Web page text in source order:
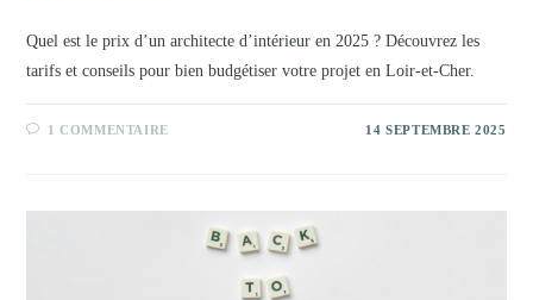
Quel est le prix d’un architecte d’intérieur en 2025 ? Découvrez les
tarifs et conseils pour bien budgétiser votre projet en Loir-et-Cher.
1 COMMENTAIRE 14 SEPTEMBRE 2025